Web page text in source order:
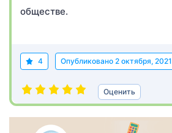
обществе.
4 Опубликовано 2 октября, 2021
Оценить